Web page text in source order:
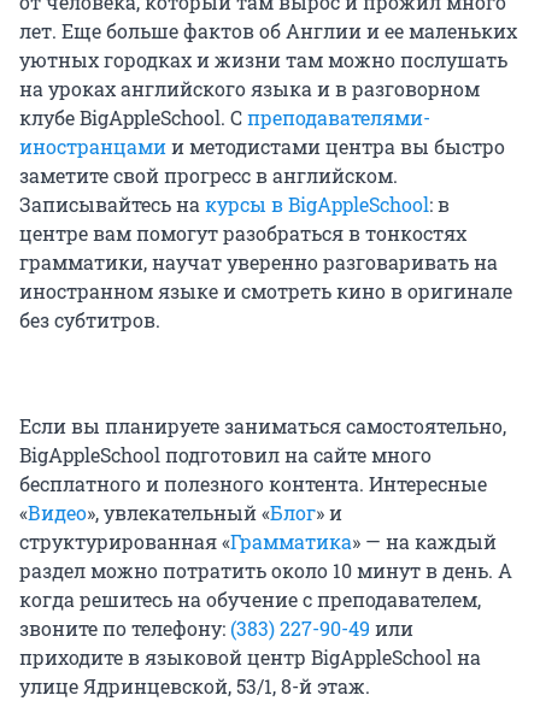
лет. Еще больше фактов об Англии и ее маленьких
уютных городках и жизни там можно послушать
на уроках английского языка и в разговорном
клубе BigAppleSchool. Спреподавателями-
иностранцамии методистами центра вы быстро
заметите свой прогресс в английском.
Записывайтесь на курсы в BigAppleSchool: в
центре вам помогут разобраться в тонкостях
грамматики, научат уверенно разговаривать на
иностранном языке и смотреть кино в оригинале
без субтитров.
Если вы планируете заниматься самостоятельно,
BigAppleSchool подготовил на сайте много
бесплатного и полезного контента. Интересные
«Видео», увлекательный «Блог» и
структурированная «Грамматика» — на каждый
раздел можно потратить около 10 минут в день. А
когда решитесь на обучение с преподавателем,
звоните по телефону: (383) 227-90-49 или
приходите в языковой центр BigAppleSchool на
улице Ядринцевской, 53/1, 8-й этаж.